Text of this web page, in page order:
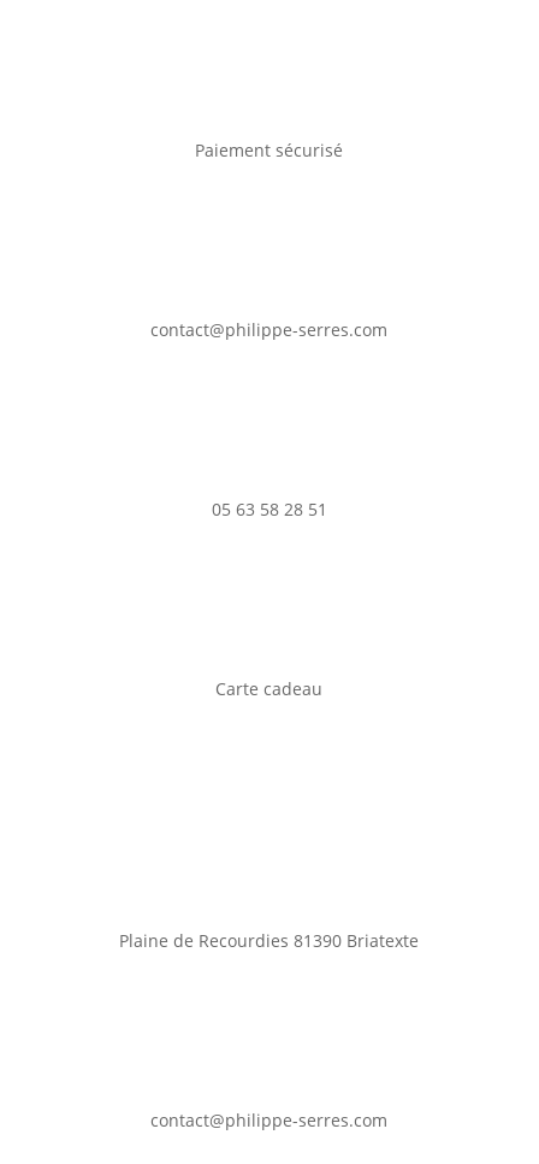
Paiement sécurisé
contact@philippe-serres.com
05 63 58 28 51
Carte cadeau
Plaine de Recourdies81390 Briatexte
contact@philippe-serres.com